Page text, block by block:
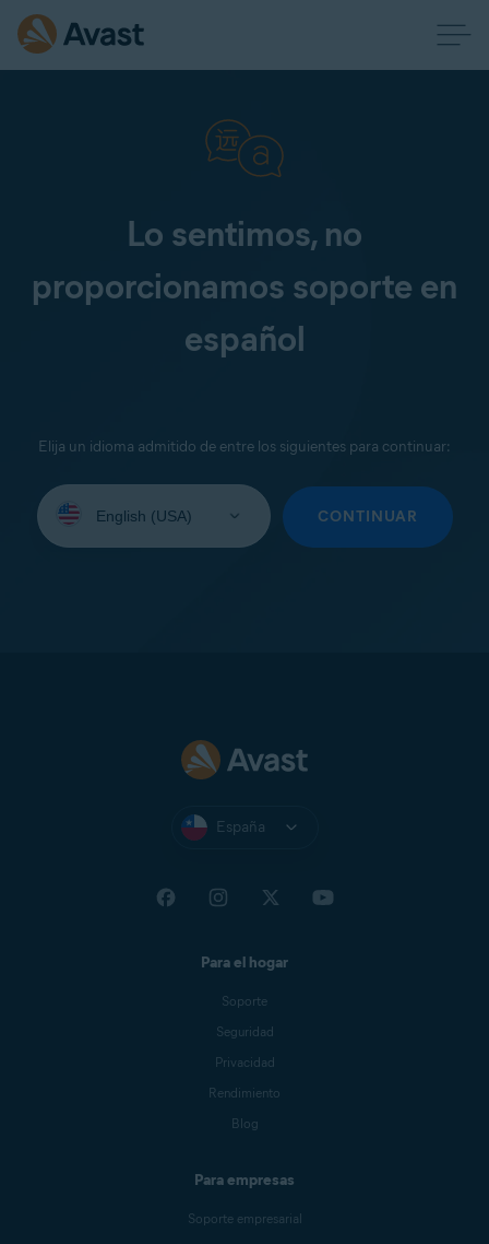
Lo sentimos, no
proporcionamos soporte en
español
Elija un idioma admitido de entre los siguientes para continuar:
su
CONTINUAR
España
Para el hogar
Soporte
Seguridad
Privacidad
Rendimiento
Blog
Para empresas
Soporte empresarial